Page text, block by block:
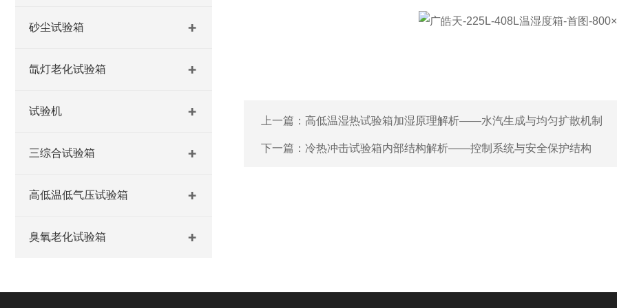
砂尘试验箱
氙灯老化试验箱
试验机
三综合试验箱
高低温低气压试验箱
臭氧老化试验箱
上一篇： 高低温湿热试验箱加湿原理解析——水汽生成与均匀扩散机制
下一篇： 冷热冲击试验箱内部结构解析——控制系统与安全保护结构